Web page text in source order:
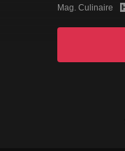
Mag. Culinaire